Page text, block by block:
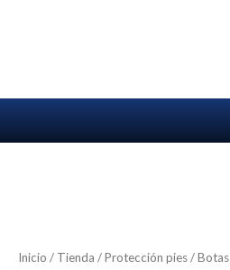
Inicio / Tienda /Protección pies/Botas